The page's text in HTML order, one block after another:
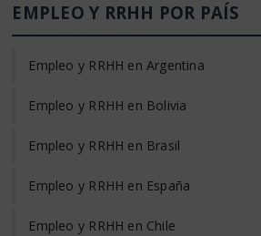
EMPLEO Y RRHH POR PAÍS
Empleo y RRHH en Argentina
Empleo y RRHH en Bolivia
Empleo y RRHH en Brasil
Empleo y RRHH en España
Empleo y RRHH en Chile